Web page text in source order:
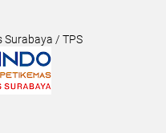
Surabaya / TPS